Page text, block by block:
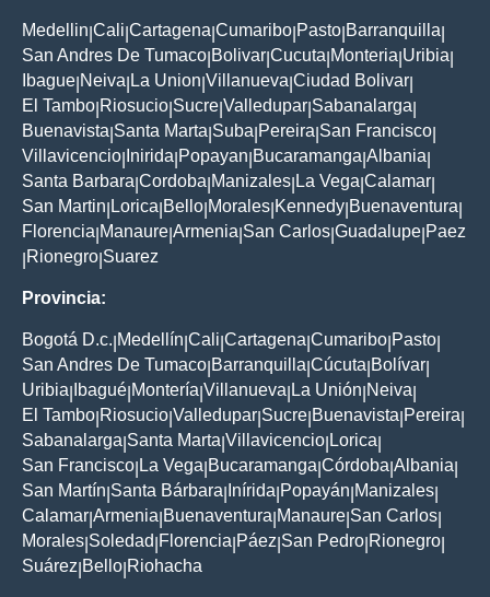
Medellin Cali Cartagena Cumaribo Pasto Barranquilla
San Andres De Tumaco Bolivar Cucuta Monteria Uribia
Ibague Neiva La Union Villanueva Ciudad Bolivar
El Tambo Riosucio Sucre Valledupar Sabanalarga
Buenavista Santa Marta Suba Pereira San Francisco
Villavicencio Inirida Popayan Bucaramanga Albania
Santa Barbara Cordoba Manizales La Vega Calamar
San Martin Lorica Bello Morales Kennedy Buenaventura
Florencia Manaure Armenia San Carlos Guadalupe Paez
Rionegro Suarez
Provincia:
Bogotá D.c. Medellín Cali Cartagena Cumaribo Pasto
San Andres De Tumaco Barranquilla Cúcuta Bolívar
Uribia
Ibagué Montería Villanueva La Unión Neiva
El Tambo Riosucio Valledupar Sucre Buenavista Pereira
Sabanalarga Santa Marta Villavicencio Lorica
San Francisco La Vega Bucaramanga Córdoba Albania
San Martín Santa Bárbara Inírida Popayán Manizales
Calamar Armenia Buenaventura Manaure San Carlos
Morales Soledad Florencia Páez San Pedro Rionegro
Suárez Bello Riohacha